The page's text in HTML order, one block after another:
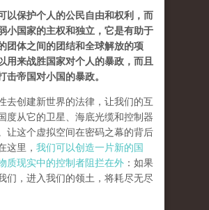
以保护个人的公民自由和权利，而
小国家的主权和独立，它是有助于
团体之间的团结和全球解放的项
用来战胜国家对个人的暴政，而且
击帝国对小国的暴政。
去创建新世界的法律，让我们的互
度从它的卫星、海底光缆和控制器
让这个虚拟空间在密码之幕的背后
这里， 我们可以创造一片新的国
质现实中的控制者阻拦在外 ：如果
们，进入我们的领土，将耗尽无尽